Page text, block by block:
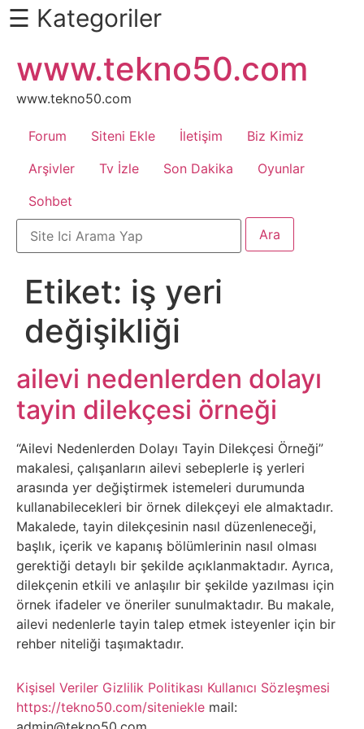
Daha
Fazlası
İçin
Kaydır
Android
Apk
Arabalar
Bankacılık
İşlemleri
Belgesel
Bilgi
Bilgisayar
Bilim
Bitcoin
Bitkiler
Çizgi
Film
Diğer
☰ Kategoriler
atla
www.tekno50.com
www.tekno50.com
Forum Siteni Ekle İletişim
Biz Kimiz
Arşivler
Tv İzle Son Dakika
Oyunlar
Sohbet
Etiket: iş yeri
değişikliği
ailevi nedenlerden dolayı
tayin dilekçesi örneği
“Ailevi Nedenlerden Dolayı Tayin Dilekçesi Örneği”
makalesi, çalışanların ailevi sebeplerle iş yerleri
arasında yer değiştirmek istemeleri durumunda
kullanabilecekleri bir örnek dilekçeyi ele almaktadır.
Makalede, tayin dilekçesinin nasıl düzenleneceği,
başlık, içerik ve kapanış bölümlerinin nasıl olması
gerektiği detaylı bir şekilde açıklanmaktadır. Ayrıca,
dilekçenin etkili ve anlaşılır bir şekilde yazılması için
örnek ifadeler ve öneriler sunulmaktadır. Bu makale,
ailevi nedenlerle tayin talep etmek isteyenler için bir
rehber niteliği taşımaktadır.
Kişisel Veriler Gizlilik Politikası Kullanıcı Sözleşmesi
https://tekno50.com/siteniekle mail: